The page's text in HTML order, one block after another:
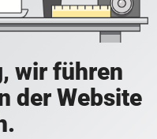
wir führen
der Website